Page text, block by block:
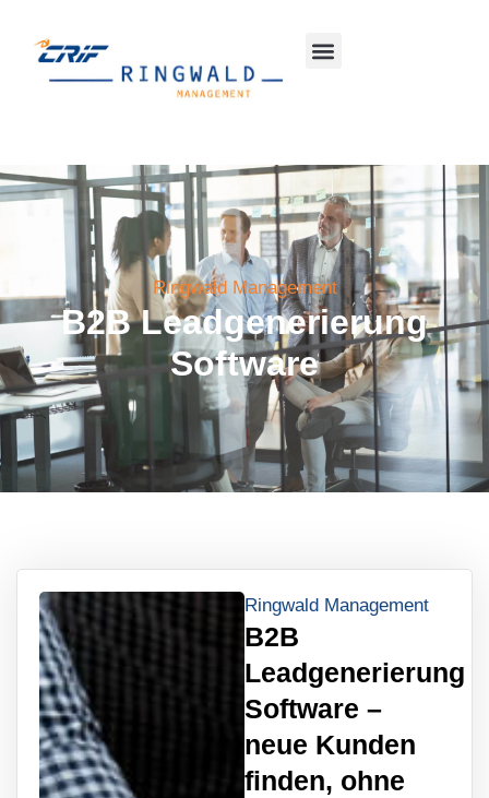
Ringwald Management
B2B Leadgenerierung
Software
Ringwald Management
B2B
Leadgenerierung
Software –
neue Kunden
finden, ohne